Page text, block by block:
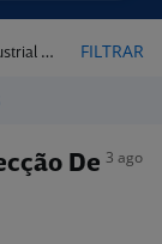
- PR FILTRAR
De 3 ago